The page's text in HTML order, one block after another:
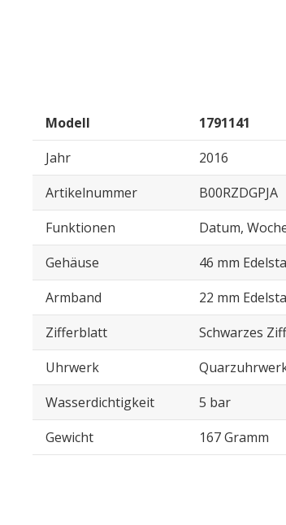
Modell
1791141
Jahr
2016
Artikelnummer
B00RZDGPJA
Funktionen
Datum,
Gehäuse
46 mm
Armband
22 mm
Zifferblatt
Schwarzes
Uhrwerk
Wasserdichtigkeit
5 bar
Gewicht
167 Gramm